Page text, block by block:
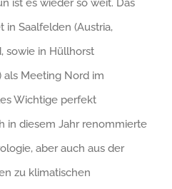
ist es wieder so weit. Das
in Saalfelden (Austria,
sowie in Hüllhorst
als Meeting Nord im
Wichtige perfekt
in diesem Jahr renommierte
aber auch aus der
zu klimatischen